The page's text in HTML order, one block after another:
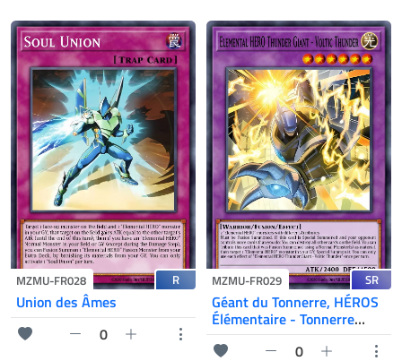
MZMU-FR028 R
Union des Âmes
0
MZMU-FR029 SR
Géant du Tonnerre, HÉROS
Élémentaire - Tonnerre
Voltique
0